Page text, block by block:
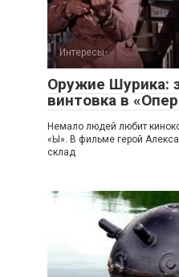
Интересы
Оружие Шурика:
винтовка в
Немало людей любит
«Ы». В фильме герой
склад